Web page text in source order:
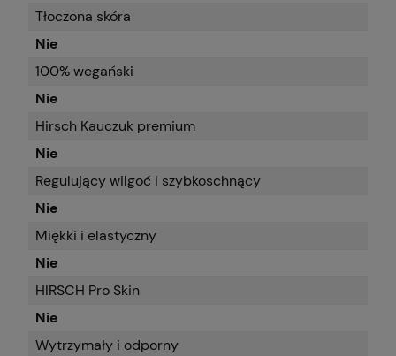
Tłoczona skóra
Nie
100% wegański
Nie
Hirsch Kauczuk premium
Nie
Regulujący wilgoć i szybkoschnący
Nie
Miękki i elastyczny
Nie
HIRSCH Pro Skin
Nie
Wytrzymały i odporny